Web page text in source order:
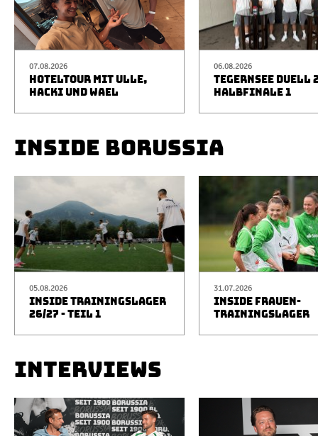
07.08.2026
HOTELTOUR MIT ULLE,
HACKI UND WAEL
06.08.2026
TEGERNSEE DUELL
HALBFINALE 1
INSIDE BORUSSIA
05.08.2026
INSIDE TRAININGSLAGER
26/27 - TEIL 1
31.07.2026
INSIDE FRAUEN-
TRAININGSLAGER
INTERVIEWS